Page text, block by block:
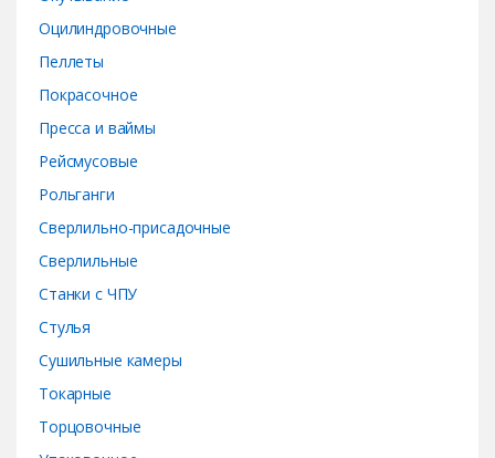
Оцилиндровочные
Пеллеты
Покрасочное
Пресса и ваймы
Рейсмусовые
Рольганги
Сверлильно-присадочные
Сверлильные
Станки с ЧПУ
Стулья
Сушильные камеры
Токарные
Торцовочные